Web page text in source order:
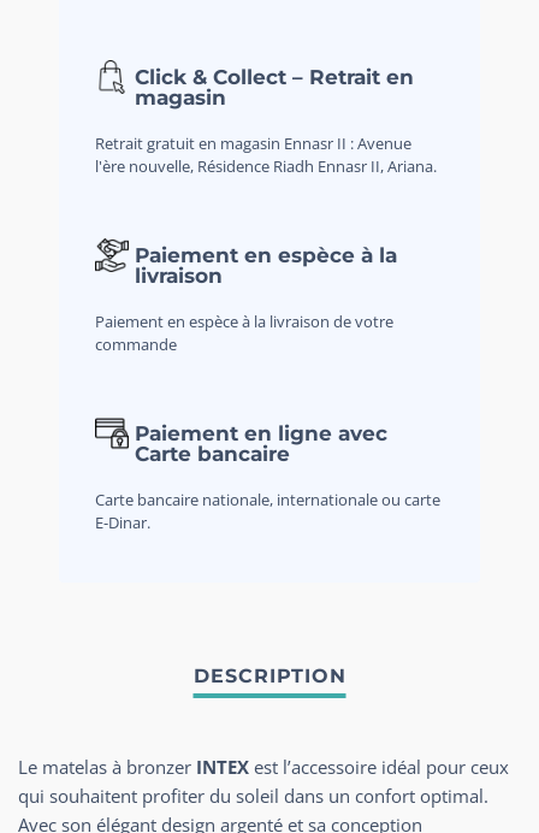
Click & Collect – Retrait en
magasin
Retrait gratuit en magasin Ennasr II : Avenue
l'ère nouvelle, Résidence Riadh Ennasr II, Ariana.
Paiement en espèce à la
livraison
Paiement en espèce à la livraison de votre
commande
Paiement en ligne avec
Carte bancaire
Carte bancaire nationale, internationale ou carte
E-Dinar.
Le matelas à bronzer INTEX est l’accessoire idéal pour ceux
qui souhaitent profiter du soleil dans un confort optimal.
Avec son élégant design argenté et sa conception